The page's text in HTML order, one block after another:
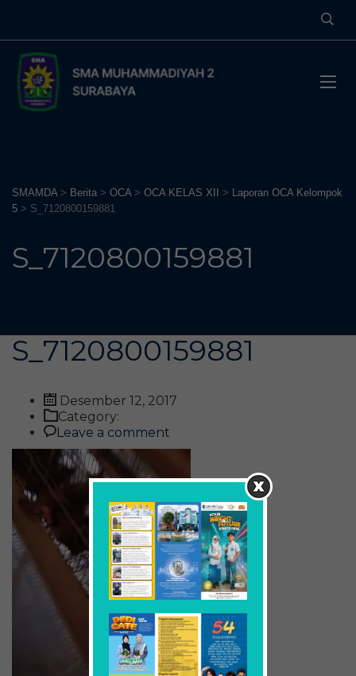
SMAMDA> Berita > OCA> OCA KELAS XII > Laporan OCA Kelompok
5 > S_7120800159881
S_7120800159881
S_7120800159881
Desember 12, 2017
Category:
Leave a comment